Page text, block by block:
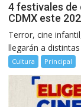
4 festivales de
CDMX este
Terror, cine
llegarán a
Cultura Principal